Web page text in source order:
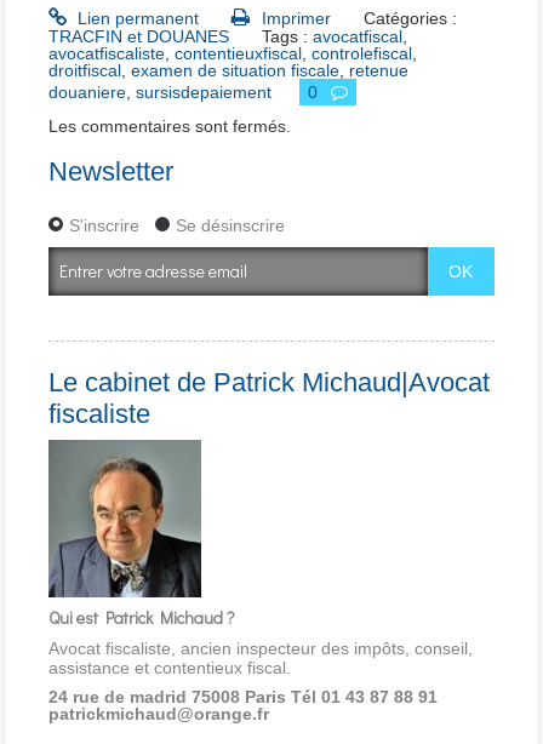
Lien permanent Imprimer
Catégories :
TRACFIN et DOUANES
Tags :avocatfiscal,
avocatfiscaliste, contentieuxfiscal, controlefiscal,
droitfiscal, examen de situation fiscale, retenue
douaniere, sursisdepaiement
0
Les commentaires sont fermés.
Newsletter
S'inscrire Se désinscrire
Le cabinet de Patrick Michaud|Avocat
fiscaliste
Qui est Patrick Michaud ?
Avocat fiscaliste, ancien inspecteur des impôts, conseil,
assistance et contentieux fiscal.
24 rue de madrid 75008 Paris Tél 01 43 87 88 91
patrickmichaud@orange.fr